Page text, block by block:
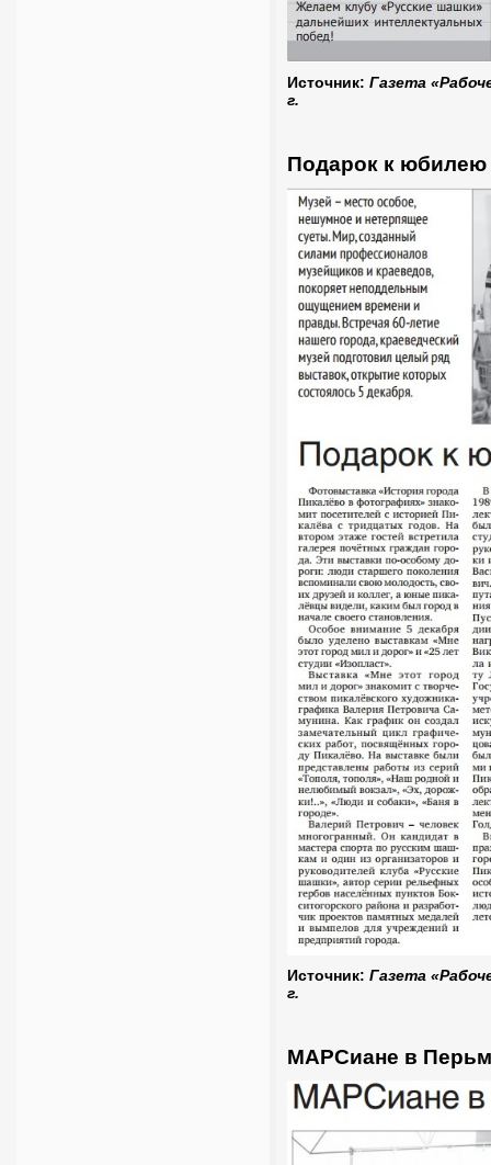
Источник: Газета
г.
Подарок к юбилею
Источник: Газета
г.
МАРСиане в